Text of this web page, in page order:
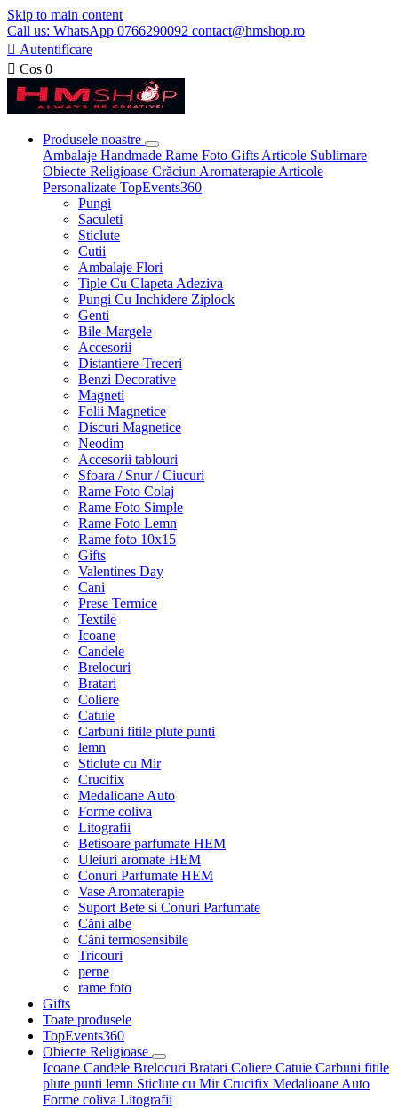
Skip to main content
Call us: WhatsApp 0766290092 contact@hmshop.ro
 Autentificare
 Cos 0
Produsele noastre
Ambalaje Handmade Rame Foto Gifts Articole Sublimare
Obiecte Religioase Crăciun Aromaterapie Articole
Personalizate TopEvents360
Pungi
Saculeti
Sticlute
Cutii
Ambalaje Flori
Tiple Cu Clapeta Adeziva
Pungi Cu Inchidere Ziplock
Genti
Bile-Margele
Accesorii
Distantiere-Treceri
Benzi Decorative
Magneti
Folii Magnetice
Discuri Magnetice
Neodim
Accesorii tablouri
Sfoara / Snur / Ciucuri
Rame Foto Colaj
Rame Foto Simple
Rame Foto Lemn
Rame foto 10x15
Gifts
Valentines Day
Cani
Prese Termice
Textile
Icoane
Candele
Brelocuri
Bratari
Coliere
Catuie
Carbuni fitile plute punti
lemn
Sticlute cu Mir
Crucifix
Medalioane Auto
Forme coliva
Litografii
Betisoare parfumate HEM
Uleiuri aromate HEM
Conuri Parfumate HEM
Vase Aromaterapie
Suport Bete si Conuri Parfumate
Căni albe
Căni termosensibile
Tricouri
perne
rame foto
Gifts
Toate produsele
TopEvents360
Obiecte Religioase
Icoane Candele Brelocuri Bratari Coliere Catuie Carbuni fitile
plute punti lemn Sticlute cu MirCrucifix Medalioane Auto
Forme coliva Litografii